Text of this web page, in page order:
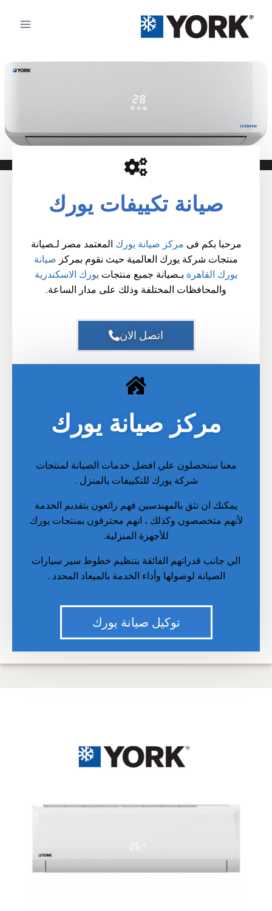
صيانة تكييفات يورك
مرحبا بكم فى مركز صيانة يورك المعتمد مصر لـصيانة
منتجات شركة يورك العالمية حيث نقوم بمركز صيانة
يورك القاهرة بـصيانة جميع منتجات يورك الاسكندرية
والمحافظات المختلفة وذلك على مدار الساعة.
اتصل الان
مركز صيانة يورك
معنا ستحصلون علي افضل خدمات الصيانة لمنتجات
شركة يورك للتكييفات بالمنزل .
يمكنك ان تثق بالمهندسين فهم رائعون بتقديم الخدمة
لأنهم متخصصون وكذلك ، انهم محترفون بمنتجات يورك
للأجهزة المنزلية.
الي جانب قدراتهم الفائقة بتنظيم خطوط سير سيارات
الصيانة لوصولها وأداء الخدمة بالميعاد المحدد .
توكيل صيانة يورك